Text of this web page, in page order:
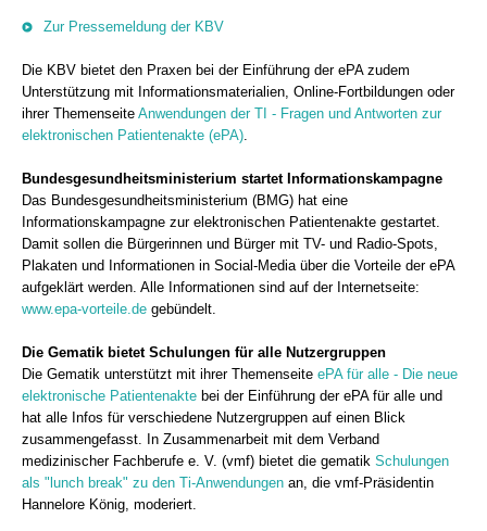
Zur Pressemeldung der KBV
Die KBV bietet den Praxen bei der Einführung der ePA zudem
Unterstützung mit Informationsmaterialien, Online-Fortbildungen oder
ihrer Themenseite Anwendungen der TI - Fragen und Antworten zur
elektronischen Patientenakte (ePA).
Bundesgesundheitsministerium startet Informationskampagne
Das Bundesgesundheitsministerium (BMG) hat eine
Informationskampagne zur elektronischen Patientenakte gestartet.
Damit sollen die Bürgerinnen und Bürger mit TV- und Radio-Spots,
Plakaten und Informationen in Social-Media über die Vorteile der ePA
aufgeklärt werden. Alle Informationen sind auf der Internetseite:
www.epa-vorteile.de gebündelt.
Die Gematik bietet Schulungen für alle Nutzergruppen
Die Gematik unterstützt mit ihrer Themenseite ePA für alle - Die neue
elektronische Patientenakte bei der Einführung der ePA für alle und
hat alle Infos für verschiedene Nutzergruppen auf einen Blick
zusammengefasst. In Zusammenarbeit mit dem Verband
medizinischer Fachberufe e. V. (vmf) bietet die gematik Schulungen
als "lunch break" zu den Ti-Anwendungen an, die vmf-Präsidentin
Hannelore König, moderiert.